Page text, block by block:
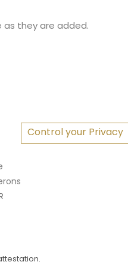
as they are added.
Control your Privacy
.